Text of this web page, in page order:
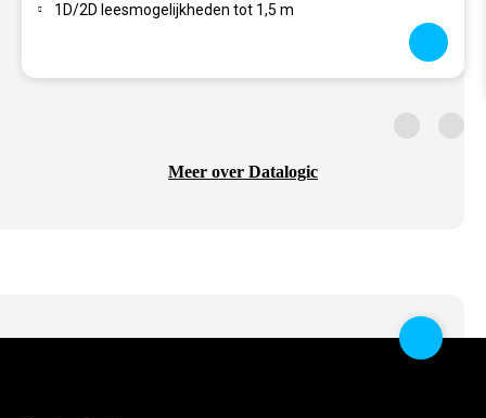
1D/2D leesmogelijkheden tot 1,5 m
Meer over Datalogic